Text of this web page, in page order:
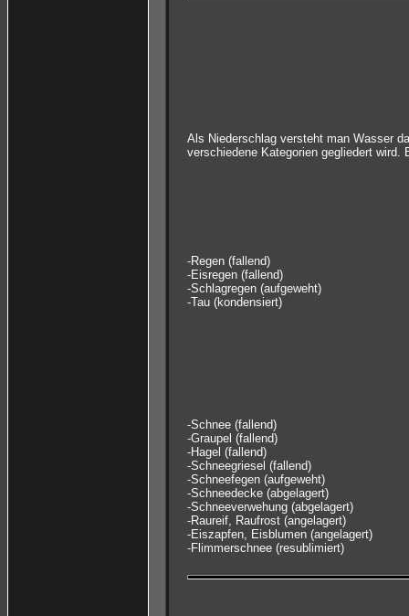
Als Niederschlag versteht man Wasser
verschiedene Kategorien gegliedert wird.
-Regen (fallend)
-Eisregen (fallend)
-Schlagregen (aufgeweht)
-Tau (kondensiert)
-Schnee (fallend)
-Graupel (fallend)
-Hagel (fallend)
-Schneegriesel (fallend)
-Schneefegen (aufgeweht)
-Schneedecke (abgelagert)
-Schneeverwehung (abgelagert)
-Raureif, Raufrost (angelagert)
-Eiszapfen, Eisblumen (angelagert)
-Flimmerschnee (resublimiert)